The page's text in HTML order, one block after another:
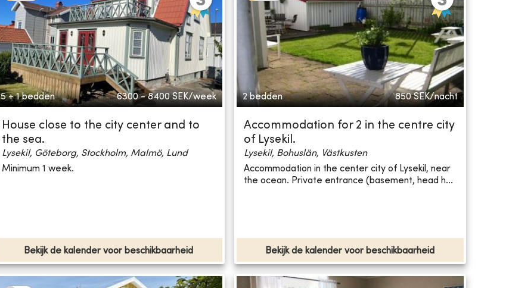
5 + 1 bedden 6300 - 8400 SEK/week
House close to the city center and to
the sea.
Lysekil, Göteborg, Stockholm, Malmö, Lund
Minimum 1 week.
Bekijk de kalender voor beschikbaarheid
2 bedden 850 SEK/nacht
Accommodation for 2 in the centre city
of Lysekil.
Lysekil, Bohuslän, Västkusten
Accommodation in the center city of Lysekil, near
the ocean. Private entrance (basement, head h...
Bekijk de kalender voor beschikbaarheid